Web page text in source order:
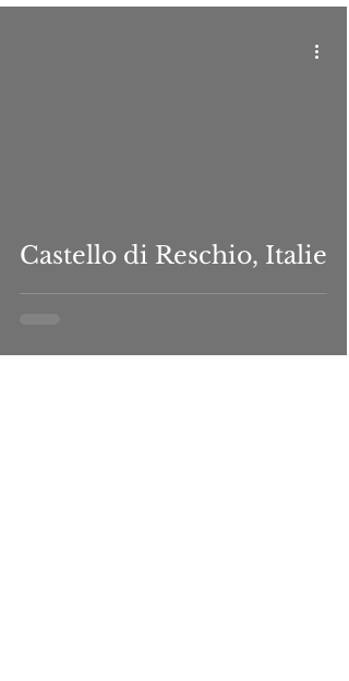
Castello di Reschio, Italie